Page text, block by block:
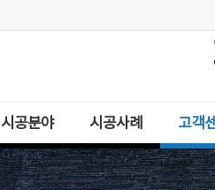
시공분야 시공사례 고객